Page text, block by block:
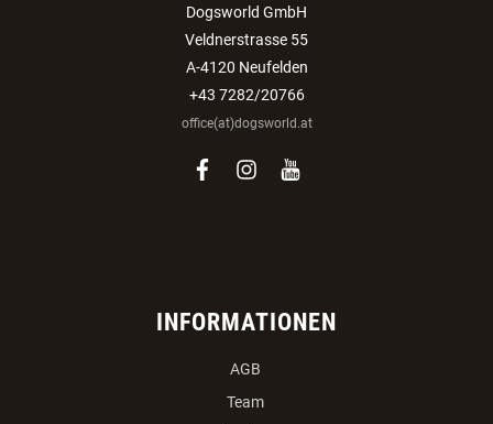
Dogsworld GmbH
Veldnerstrasse 55
A-4120 Neufelden
+43 7282/20766
office(at)dogsworld.at
facebook
instagram
youtube
INFORMATIONEN
AGB
Team